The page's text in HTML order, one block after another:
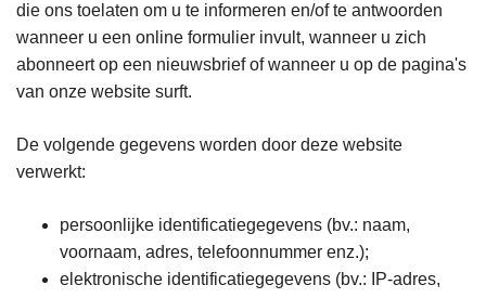
die ons toelaten om u te informeren en/of te antwoorden
wanneer u een online formulier invult, wanneer u zich
abonneert op een nieuwsbrief of wanneer u op de pagina's
van onze website surft.
De volgende gegevens worden door deze website
verwerkt:
persoonlijke identificatiegegevens (bv.: naam,
voornaam, adres, telefoonnummer enz.);
elektronische identificatiegegevens (bv.: IP-adres,